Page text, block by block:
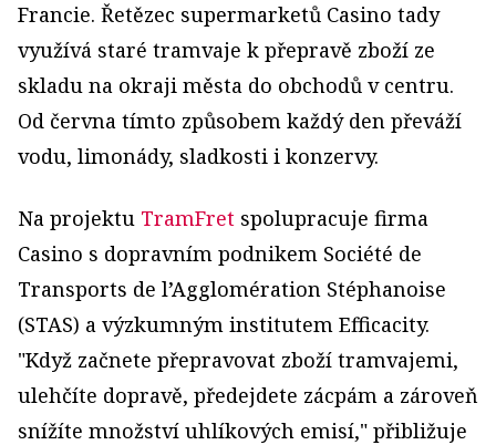
Francie. Řetězec supermarketů Casino tady
využívá staré tramvaje k přepravě zboží ze
skladu na okraji města do obchodů v centru.
Od června tímto způsobem každý den převáží
vodu, limonády, sladkosti i konzervy.
Na projektu TramFret spolupracuje firma
Casino s dopravním podnikem Société de
Transports de l’Agglomération Stéphanoise
(STAS) a výzkumným institutem Efficacity.
"Když začnete přepravovat zboží tramvajemi,
ulehčíte dopravě, předejdete zácpám a zároveň
snížíte množství uhlíkových emisí," přibližuje